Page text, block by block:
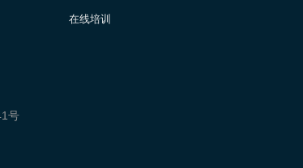
在线培训
号